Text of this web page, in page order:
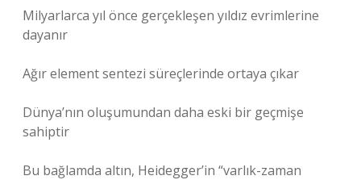
Milyarlarca yıl önce gerçekleşen yıldız evrimlerine
dayanır
Ağır element sentezi süreçlerinde ortaya çıkar
Dünya’nın oluşumundan daha eski bir geçmişe
sahiptir
Bu bağlamda altın, Heidegger’in “varlık-zaman